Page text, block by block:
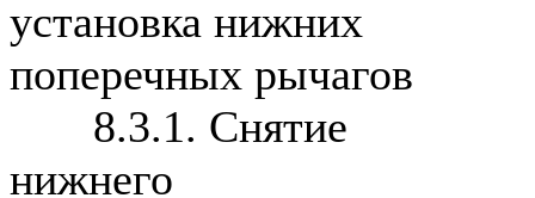
установка нижних
поперечных рычагов
8.3.1. Снятие
нижнего